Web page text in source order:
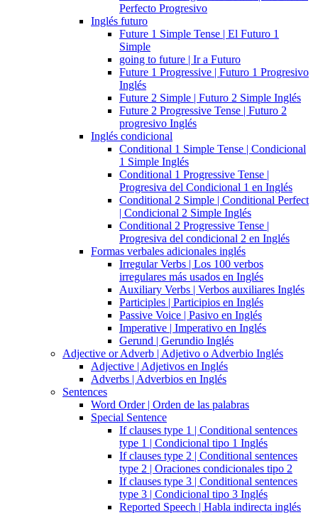
Perfecto Progresivo
Inglés futuro
Future 1 Simple Tense | El Futuro 1
Simple
going to future | Ir a Futuro
Future 1 Progressive | Futuro 1 Progresivo
Inglés
Future 2 Simple | Futuro 2 Simple Inglés
Future 2 Progressive Tense | Futuro 2
progresivo Inglés
Inglés condicional
Conditional 1 Simple Tense | Condicional
1 Simple Inglés
Conditional 1 Progressive Tense |
Progresiva del Condicional 1 en Inglés
Conditional 2 Simple | Conditional Perfect
| Condicional 2 Simple Inglés
Conditional 2 Progressive Tense |
Progresiva del condicional 2 en Inglés
Formas verbales adicionales inglés
Irregular Verbs | Los 100 verbos
irregulares más usados en Inglés
Auxiliary Verbs | Verbos auxiliares Inglés
Participles | Participios en Inglés
Passive Voice | Pasivo en Inglés
Imperative | Imperativo en Inglés
Gerund | Gerundio Inglés
Adjective or Adverb | Adjetivo o Adverbio Inglés
Adjective | Adjetivos en Inglés
Adverbs | Adverbios en Inglés
Sentences
Word Order | Orden de las palabras
Special Sentence
If clauses type 1 | Conditional sentences
type 1 | Condicional tipo 1 Inglés
If clauses type 2 | Conditional sentences
type 2 | Oraciones condicionales tipo 2
If clauses type 3 | Conditional sentences
type 3 | Condicional tipo 3 Inglés
Reported Speech | Habla indirecta inglés